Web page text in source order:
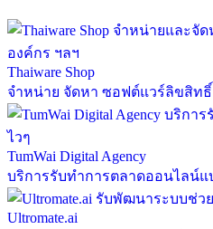
Thaiware Shop
จำหน่าย จัดหา ซอฟต์แวร์ลิขสิท
TumWai Digital Agency
บริการรับทำการตลาดออนไลน์แ
Ultromate.ai